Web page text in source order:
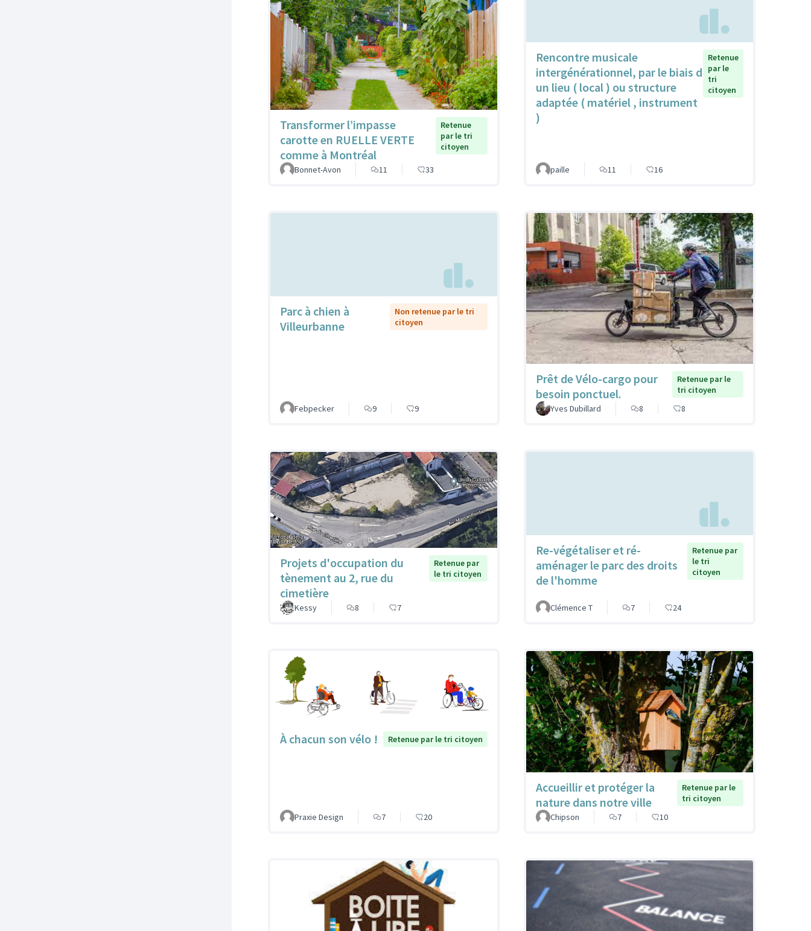
Transformer l’impasse
carotte en RUELLE VERTE
comme à Montréal
Retenue
par le tri
citoyen
Bonnet-Avon 11 33
Rencontre musicale
intergénérationnel, par le biais d
un lieu ( local ) ou structure
adaptée ( matériel , instrument
)
Retenue
par le
tri
citoyen
paille 11 16
Parc à chien à
Villeurbanne
Non retenue par le tri
citoyen
Febpecker 9 9
Prêt de Vélo-cargo pour
besoin ponctuel.
Retenue par le
tri citoyen
Yves Dubillard
8 8
Projets d'occupation du
tènement au 2, rue du
cimetière
Retenue par
le tri citoyen
Kessy 8 7
Re-végétaliser et ré-
aménager le parc des droits
de l'homme
Retenue par
le tri
citoyen
Clémence T 7 24
À chacun son vélo ! Retenue par le tri citoyen
Praxie Design 7 20
Accueillir et protéger la
nature dans notre ville
Retenue par le
tri citoyen
Chipson
7 10